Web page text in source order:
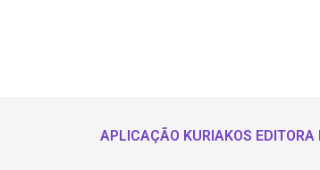
APLICAÇÃO KURIAKOS EDITORA